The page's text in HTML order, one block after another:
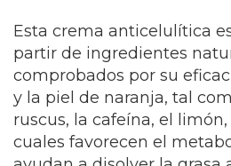
Esta crema anticelulítica
partir de ingredientes
comprobados por su
y la piel de naranja, tal
ruscus, la cafeína, el
cuales favorecen el